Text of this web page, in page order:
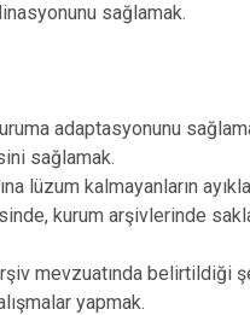
sağlamak.
adaptasyonunu
sağlamak.
lüzum kalmayanların
kurum arşivlerinde
mevzuatında belirtildiği
yapmak.